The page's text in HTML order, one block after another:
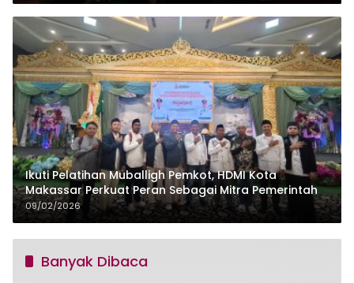
Ikuti Pelatihan Muballigh Pemkot, HDMI Kota
Makassar Perkuat Peran Sebagai Mitra Pemerintah
09/02/2026
Banyak Dibaca